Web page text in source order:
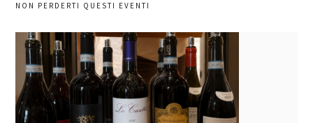
NON PERDERTI QUESTI EVENTI